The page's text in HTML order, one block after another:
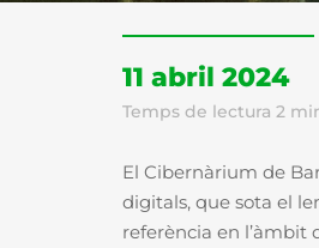
11 abril 2024
Temps de lectura 2
El Cibernàrium de
digitals, que sota el
referència en l’àmbit